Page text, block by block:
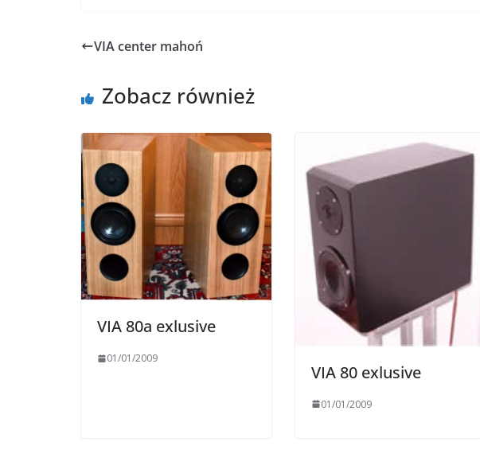
VIA center mahoń
Zobacz również
VIA 80a exlusive
01/01/2009
VIA 80 exlusive
01/01/2009